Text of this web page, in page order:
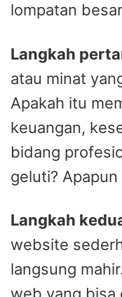
lompatan
Langkah
atau minat
Apakah itu
keuangan,
bidang
geluti?
Langkah
website
langsung